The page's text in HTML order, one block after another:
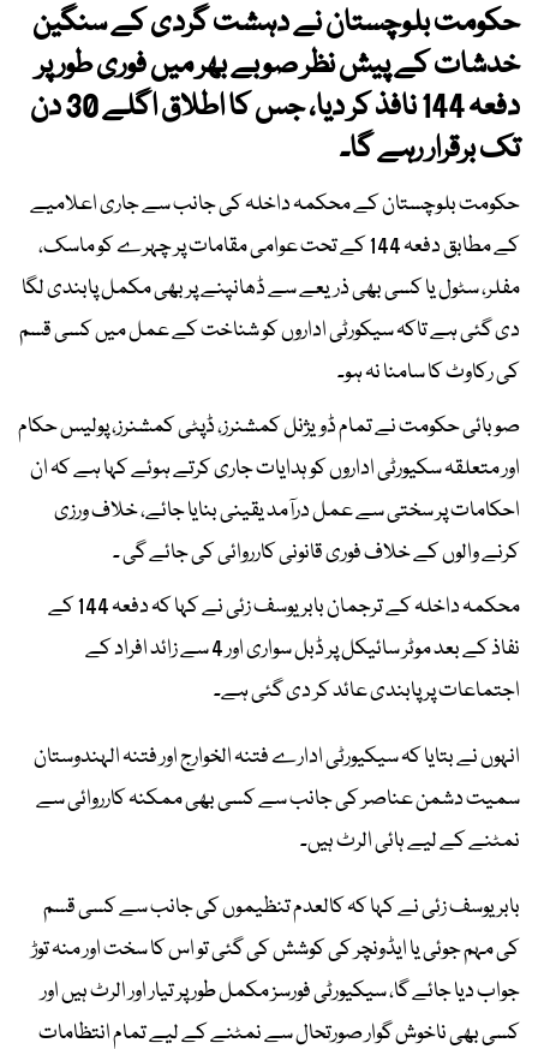
حکومت بلوچستان نے دہشت گردی کے سنگین
خدشات کے پیش نظر صوبے بھر میں فوری طور پر
دفعہ 144 نافذ کر دیا، جس کا اطلاق اگلے 30 دن
تک برقرار رہے گا۔
حکومت بلوچستان کے محکمہ داخلہ کی جانب سے جاری اعلامیے
کے مطابق دفعہ 144 کے تحت عوامی مقامات پر چہرے کو ماسک،
مفلر، سٹول یا کسی بھی ذریعے سے ڈھانپنے پر بھی مکمل پابندی لگا
دی گئی ہے تاکہ سیکورٹی اداروں کو شناخت کے عمل میں کسی قسم
کی رکاوٹ کا سامنا نہ ہو۔
صوبائی حکومت نے تمام ڈویژنل کمشنرز، ڈپٹی کمشنرز، پولیس حکام
اور متعلقہ سکیورٹی اداروں کو ہدایات جاری کرتے ہوئے کہا ہے کہ ان
احکامات پر سختی سے عمل درآمد یقینی بنایا جائے، خلاف ورزی
کرنے والوں کے خلاف فوری قانونی کارروائی کی جائے گی ۔
محکمہ داخلہ کے ترجمان بابر یوسف زئی نے کہا کہ دفعہ 144 کے
نفاذ کے بعد موٹر سائیکل پر ڈبل سواری اور 4 سے زائد افراد کے
اجتماعات پر پابندی عائد کر دی گئی ہے۔
انہوں نے بتایا کہ سیکیورٹی ادارے فتنہ الخوارج اور فتنہ الہندوستان
سمیت دشمن عناصر کی جانب سے کسی بھی ممکنہ کارروائی سے
نمٹنے کے لیے ہائی الرٹ ہیں۔
بابر یوسف زئی نے کہا کہ کالعدم تنظیموں کی جانب سے کسی قسم
کی مہم جوئی یا ایڈونچر کی کوشش کی گئی تو اس کا سخت اور منہ توڑ
جواب دیا جائے گا، سیکیورٹی فورسز مکمل طور پر تیار اور الرٹ ہیں اور
کسی بھی ناخوش گوار صورتحال سے نمٹنے کے لیے تمام انتظامات